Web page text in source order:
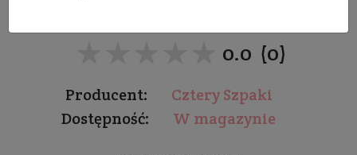
0.0 (0)
Producent:
Cztery Szpaki
Dostępność:
W magazynie